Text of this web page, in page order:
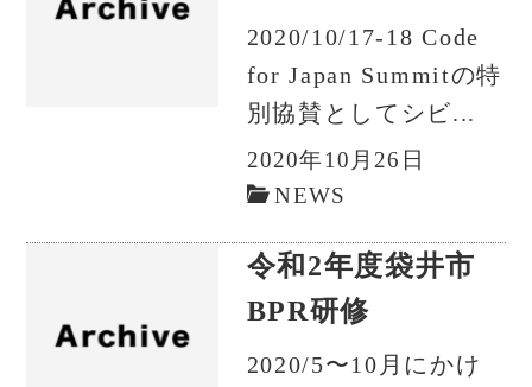
2020/10/17-18 Code
for Japan Summitの特
別協賛としてシビ...
2020年10月26日
NEWS
令和2年度袋井市
BPR研修
2020/5〜10月にかけ